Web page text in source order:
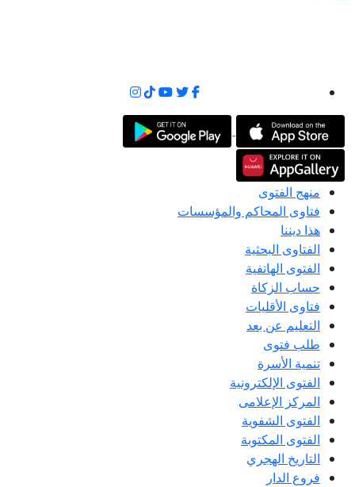
منهج الفتوى
فتاوى المحاكم والمؤسسات
هذا ديننا
الفتاوى البحثية
الفتوى الهاتفية
حساب الزكاة
فتاوى الأقليات
التعليم عن بعد
طلب فتوى
تنمية الأسرة
الفتوى الإلكترونية
المركز الإعلامى
الفتوى الشفوية
الفتوى المكتوبة
التاريخ الهجري
فروع الدار